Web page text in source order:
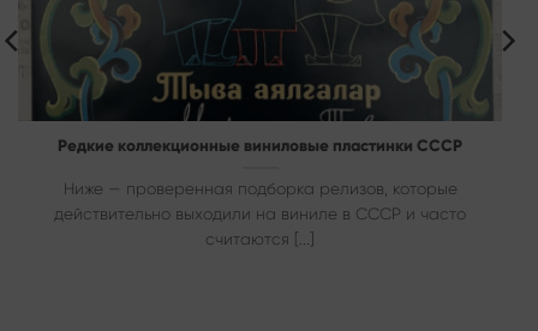
Редкие коллекционные виниловые пластинки СССР
Ниже — проверенная подборка релизов, которые
действительно выходили на виниле в СССР и часто
считаются [...]